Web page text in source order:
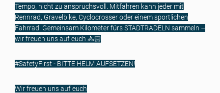
Tempo, nicht zu anspruchsvoll. Mitfahren kann jeder mit
Rennrad, Gravelbike, Cyclocrosser oder einem sportlichen
Fahrrad. Gemeinsam Kilometer fürs STADTRADELN sammeln –
wir freuen uns auf euch 🚴🏻
#SafetyFirst - BITTE HELM AUFSETZEN!
Wir freuen uns auf euch